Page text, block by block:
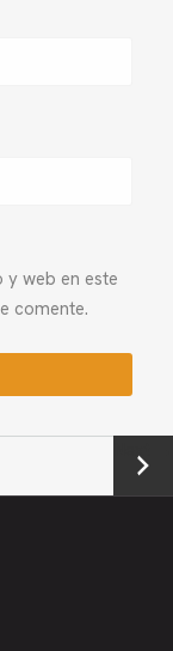
web en este
comente.
Next →